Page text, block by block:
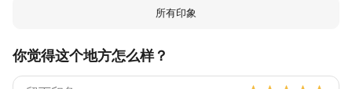
所有印象
你觉得这个地方怎么样？